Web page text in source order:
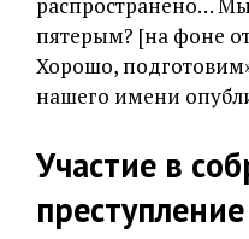
распространено…
пятерым? [на фоне
Хорошо,
нашего имени
Участие в
преступление